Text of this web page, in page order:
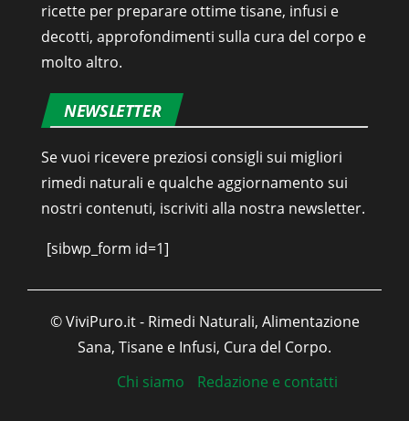
ricette per preparare ottime tisane, infusi e
decotti, approfondimenti sulla cura del corpo e
molto altro.
NEWSLETTER
Se vuoi ricevere preziosi consigli sui migliori
rimedi naturali e qualche aggiornamento sui
nostri contenuti, iscriviti alla nostra newsletter.
[sibwp_form id=1]
© ViviPuro.it - Rimedi Naturali, Alimentazione
Sana, Tisane e Infusi, Cura del Corpo.
Chi siamo
Redazione e contatti